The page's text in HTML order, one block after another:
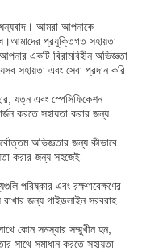
আমরা আপনাকে
প্রযুক্তিগত সহায়তা
একটি বিরামবিহীন অভিজ্ঞতা
সহায়তা এবং সেবা প্রদান করি
যত্ন এবং স্পেসিফিকেশন
করতে সহায়তা করার জন্য
অভিজ্ঞতার জন্য কীভাবে
করার জন্য সহজেই
পরিষ্কার এবং রক্ষণাবেক্ষণের
রাখার জন্য গাইডলাইন সরবরাহ
কোন সমস্যার সম্মুখীন হন,
সাথে সমাধান করতে সহায়তা